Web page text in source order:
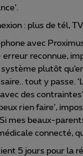
: plus de tél,
avec
reconnue,
plutôt
tout y passe.
des
rien faire’,
Si mes beaux-
connecté,
5 jours pour la